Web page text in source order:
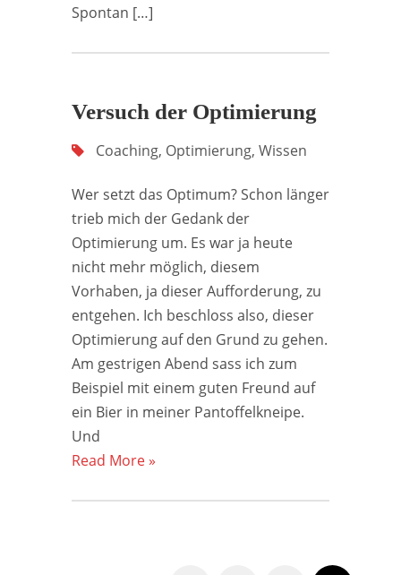
Spontan […]
Versuch der Optimierung
Coaching, Optimierung, Wissen
Wer setzt das Optimum? Schon länger
trieb mich der Gedank der
Optimierung um. Es war ja heute
nicht mehr möglich, diesem
Vorhaben, ja dieser Aufforderung, zu
entgehen. Ich beschloss also, dieser
Optimierung auf den Grund zu gehen.
Am gestrigen Abend sass ich zum
Beispiel mit einem guten Freund auf
ein Bier in meiner Pantoffelkneipe.
Und
Read More »